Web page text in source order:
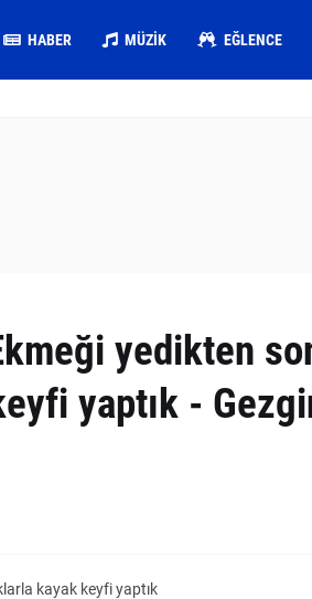
HABER MÜZIK EĞLENCE
yedikten
yaptık -
kayak keyfi yaptık